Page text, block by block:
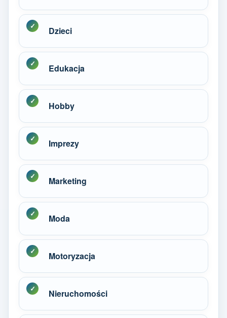
Dzieci
Edukacja
Hobby
Imprezy
Marketing
Moda
Motoryzacja
Nieruchomości